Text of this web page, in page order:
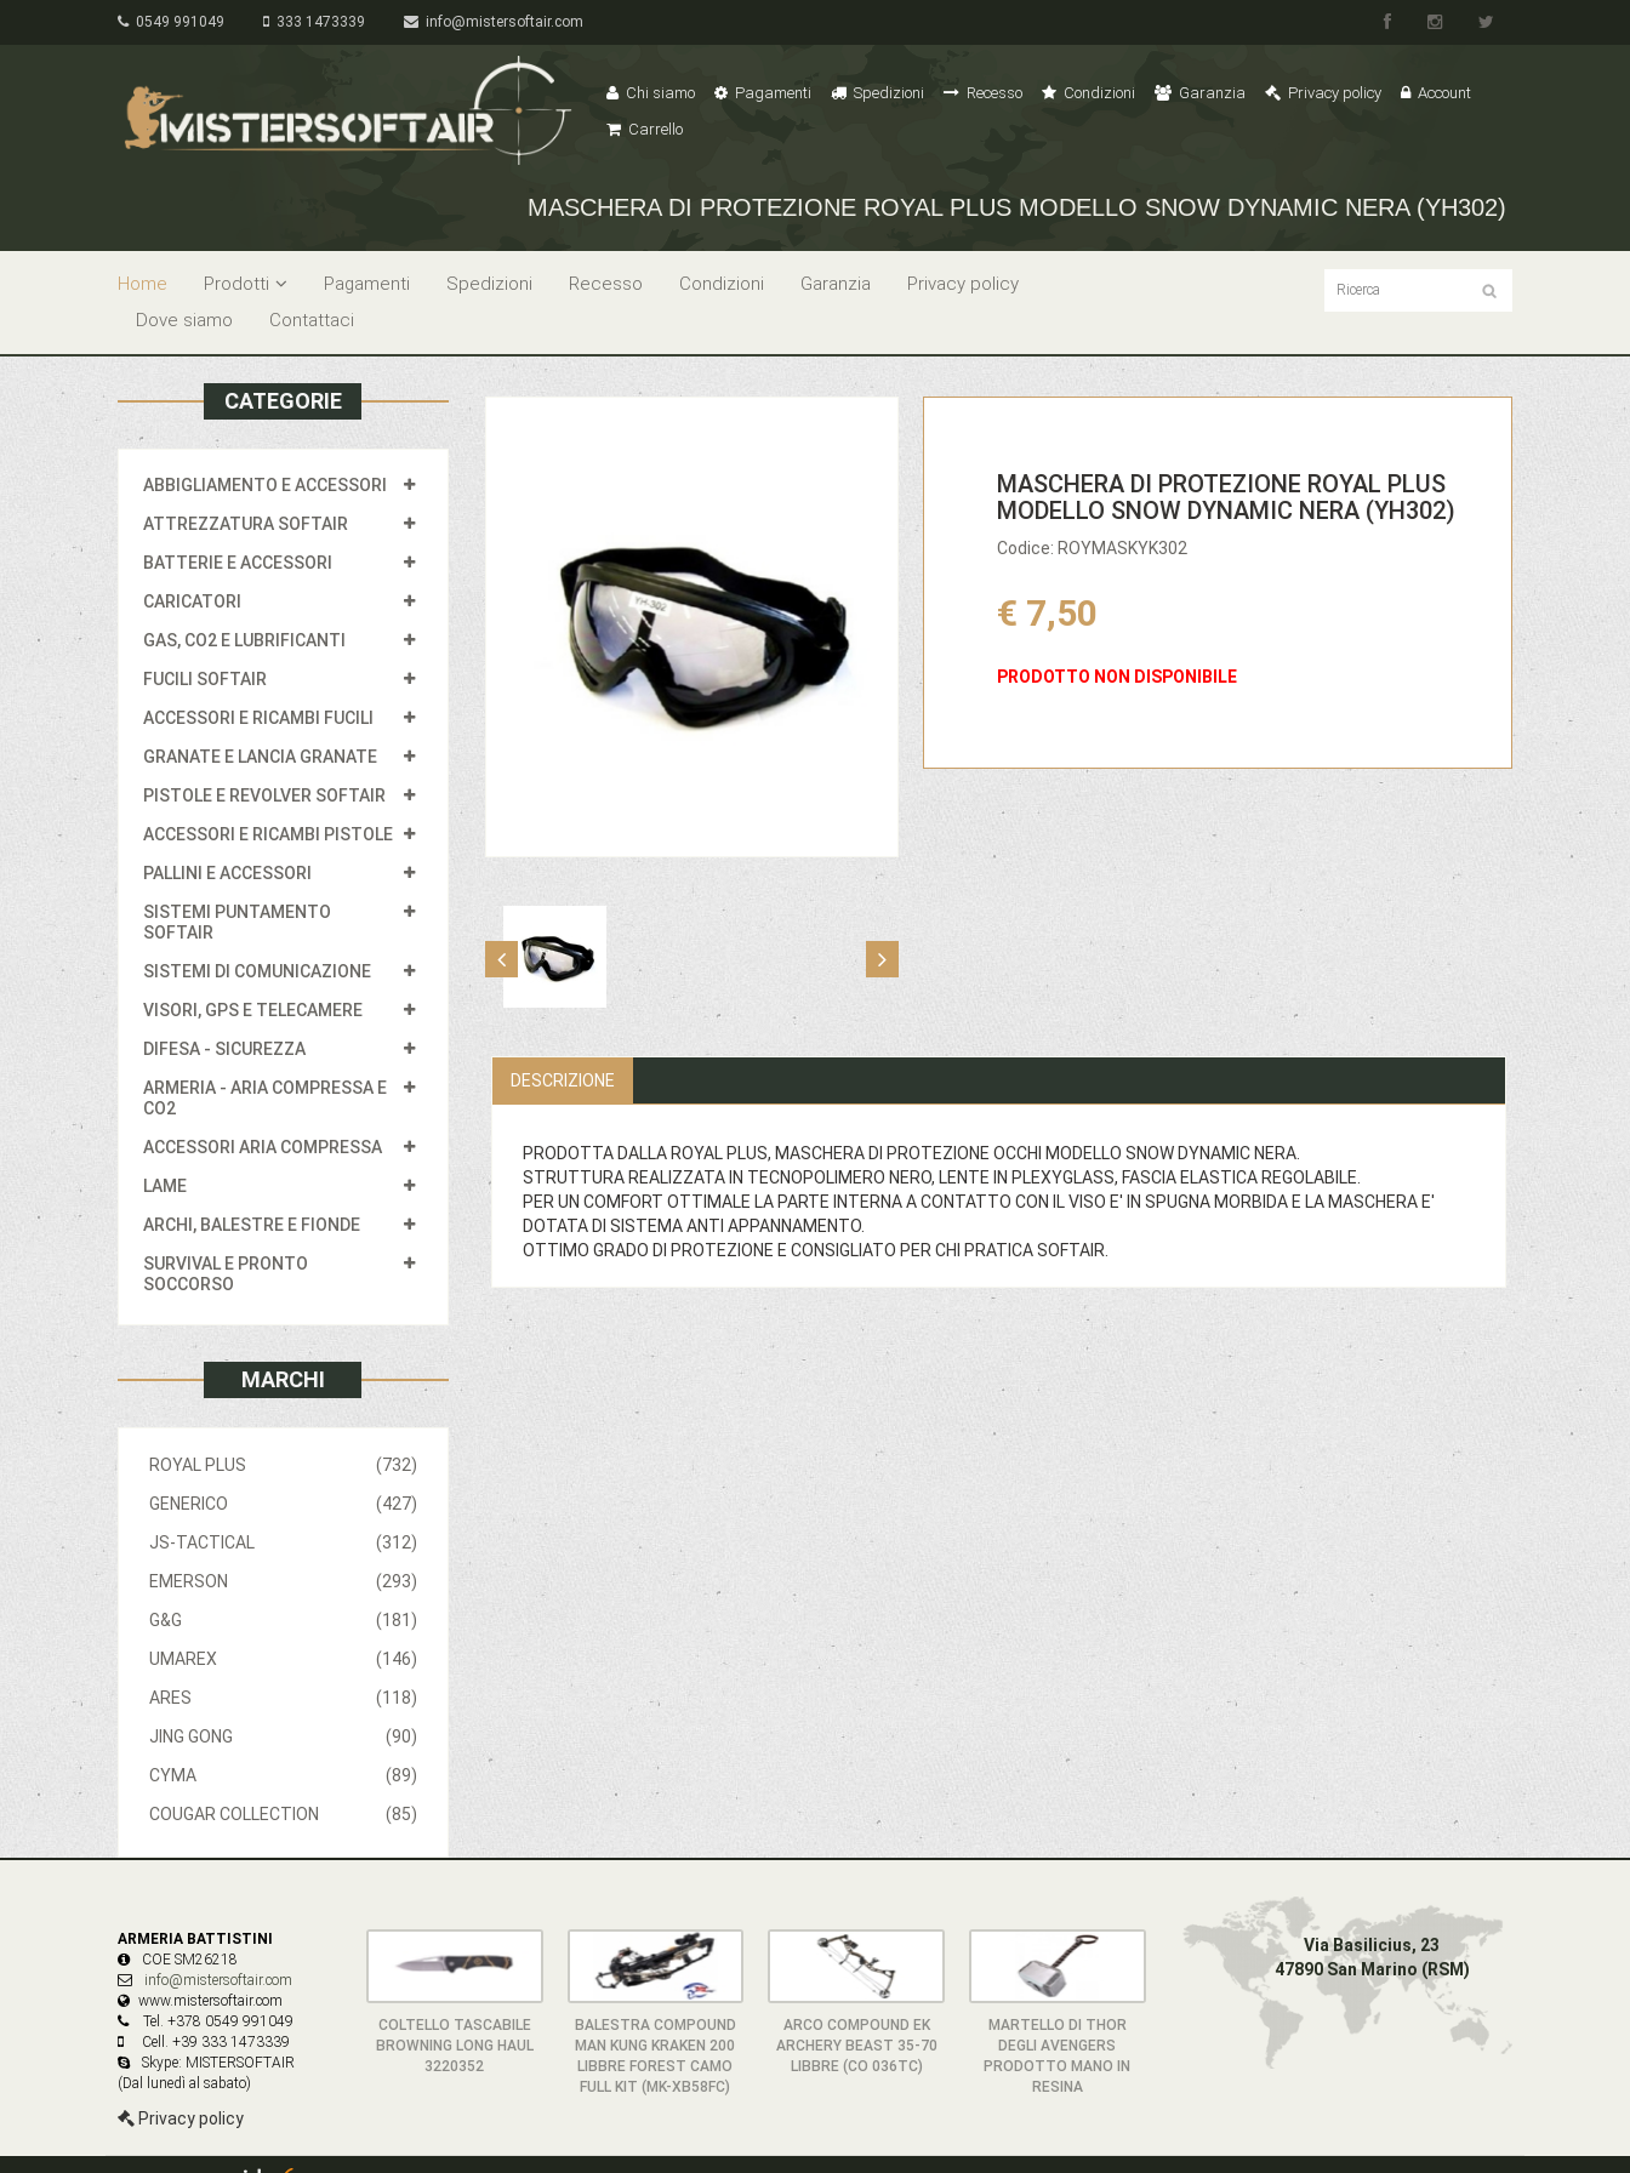
0549 991049 333 1473339 info@mistersoftair.com
Chi siamo Pagamenti Spedizioni Recesso Condizioni Garanzia Privacy policy
Account
Carrello
MASCHERA DI PROTEZIONE ROYAL PLUS MODELLO SNOW DYNAMIC NERA (YH302)
Home Prodotti Pagamenti Spedizioni Recesso Condizioni Garanzia
Privacy policy
Dove siamo
Contattaci
CATEGORIE
ABBIGLIAMENTO E ACCESSORI
ATTREZZATURA SOFTAIR
BATTERIE E ACCESSORI
CARICATORI
GAS, CO2 E LUBRIFICANTI
FUCILI SOFTAIR
ACCESSORI E RICAMBI FUCILI
GRANATE E LANCIA GRANATE
PISTOLE E REVOLVER SOFTAIR
ACCESSORI E RICAMBI PISTOLE
PALLINI E ACCESSORI
SISTEMI PUNTAMENTO
SOFTAIR
SISTEMI DI COMUNICAZIONE
VISORI, GPS E TELECAMERE
DIFESA - SICUREZZA
ARMERIA - ARIA COMPRESSA E
CO2
ACCESSORI ARIA COMPRESSA
LAME
ARCHI, BALESTRE E FIONDE
SURVIVAL E PRONTO
SOCCORSO
MARCHI
(732)
ROYAL PLUS
(427)
GENERICO
(312)
JS-TACTICAL
(293)
EMERSON
(181)
G&G
(146)
UMAREX
(118)
ARES
(90)
JING GONG
(89)
CYMA
(85)
COUGAR COLLECTION
MASCHERA DI PROTEZIONE ROYAL PLUS
MODELLO SNOW DYNAMIC NERA (YH302)
Codice: ROYMASKYK302
€ 7,50
PRODOTTO NON DISPONIBILE
DESCRIZIONE
PRODOTTA DALLA ROYAL PLUS, MASCHERA DI PROTEZIONE OCCHI MODELLO SNOW DYNAMIC NERA.
STRUTTURA REALIZZATA IN TECNOPOLIMERO NERO, LENTE IN PLEXYGLASS, FASCIA ELASTICA REGOLABILE.
PER UN COMFORT OTTIMALE LA PARTE INTERNA A CONTATTO CON IL VISO E' IN SPUGNA MORBIDA E LA MASCHERA E'
DOTATA DI SISTEMA ANTI APPANNAMENTO.
OTTIMO GRADO DI PROTEZIONE E CONSIGLIATO PER CHI PRATICA SOFTAIR.
ARMERIA BATTISTINI
COE SM26218
info@mistersoftair.com
www.mistersoftair.com
Tel. +378 0549 991049
Cell. +39 333 1473339
Skype: MISTERSOFTAIR
(Dal lunedì al sabato)
Privacy policy
COLTELLO TASCABILE
BROWNING LONG HAUL
3220352
BALESTRA COMPOUND
MAN KUNG KRAKEN 200
LIBBRE FOREST CAMO
FULL KIT (MK-XB58FC)
ARCO COMPOUND EK
ARCHERY BEAST 35-70
LIBBRE (CO 036TC)
MARTELLO DI THOR
DEGLI AVENGERS
PRODOTTO MANO IN
RESINA
Via Basilicius, 23
47890 San Marino (RSM)